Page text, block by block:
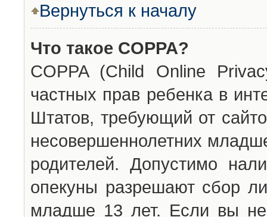
Вернуться к началу
Что такое COPPA?
COPPA (Child Online
частных прав ребенка в
Штатов, требующий от
несовершеннолетних
родителей. Допустимо
опекуны разрешают сбор
младше 13 лет. Если вы